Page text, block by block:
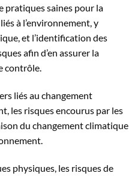
pratiques saines pour la
à l’environnement, y
et l’identification des
afin d’en assurer la
contrôle.
liés au changement
les risques encourus par les
du changement climatique
physiques, les risques de